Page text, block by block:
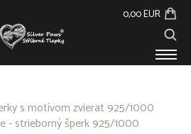
0,00 EUR
O NÁS
GALÉRIA
s motívom zvierat 925/1000
- strieborný šperk 925/1000